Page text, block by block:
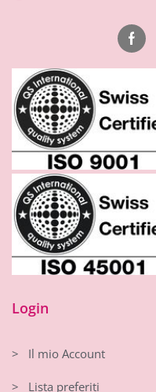
Login
> Il mio Account
> Lista preferiti